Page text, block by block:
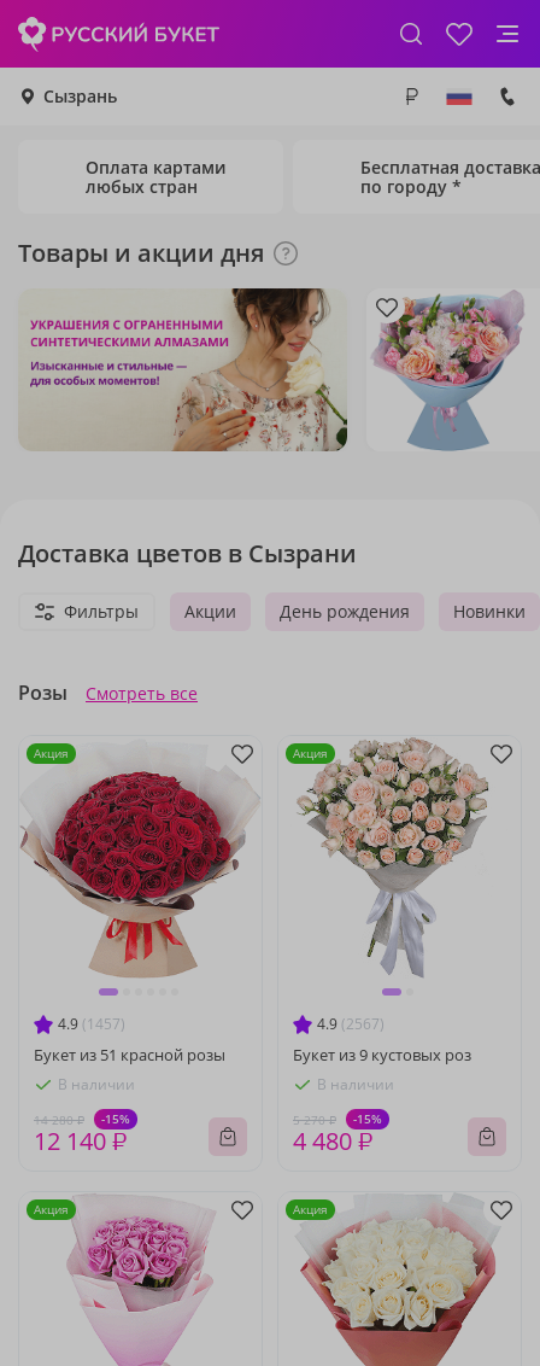
Сызрань
Оплата картами
любых стран
Бесплатная доставка
по городу *
Товары и акции дня
Доставка цветов в Сызрани
Акции День рождения Новинки
Фильтры
Розы Смотреть все
4.9 (1457)
Букет из 51 красной розы
В наличии
14 280 ₽ -15%
12 140 ₽
Акция
4.9 (2567)
Букет из 9 кустовых роз
В наличии
5 270 ₽ -15%
4 480 ₽
Акция
Акция Акция